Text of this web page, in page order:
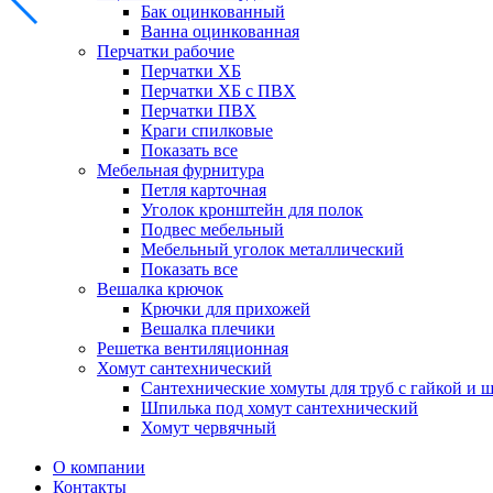
Бак оцинкованный
Ванна оцинкованная
Перчатки рабочие
Перчатки ХБ
Перчатки ХБ с ПВХ
Перчатки ПВХ
Краги спилковые
Показать все
Мебельная фурнитура
Петля карточная
Уголок кронштейн для полок
Подвес мебельный
Мебельный уголок металлический
Показать все
Вешалка крючок
Крючки для прихожей
Вешалка плечики
Решетка вентиляционная
Хомут сантехнический
Сантехнические хомуты для труб с гайкой и
Шпилька под хомут сантехнический
Хомут червячный
О компании
Контакты